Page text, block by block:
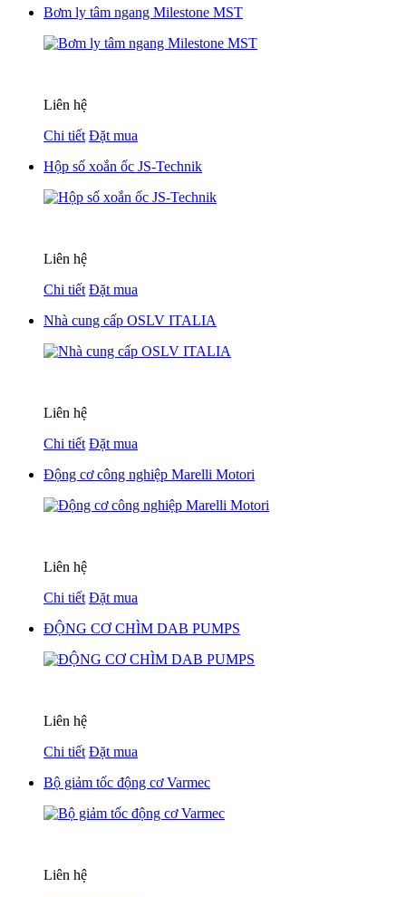
Bơm ly tâm ngang Milestone MST
Liên hệ
Chi tiết Đặt mua
Hộp số xoắn ốc JS-Technik
Liên hệ
Chi tiết Đặt mua
Nhà cung cấp OSLV ITALIA
Liên hệ
Chi tiết Đặt mua
Động cơ công nghiệp Marelli Motori
Liên hệ
Chi tiết Đặt mua
ĐỘNG CƠ CHÌM DAB PUMPS
Liên hệ
Chi tiết Đặt mua
Bộ giảm tốc động cơ Varmec
Liên hệ